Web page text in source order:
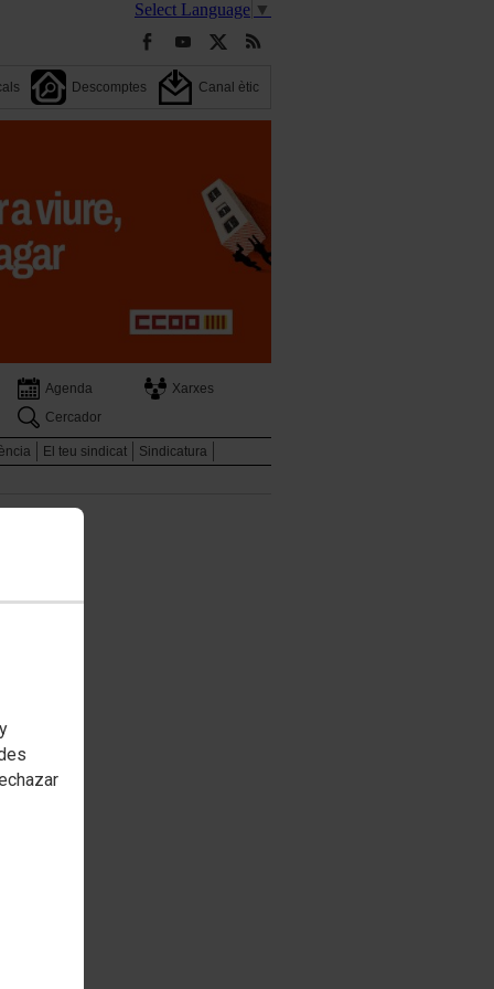
Select Language ▼
Descomptes Canal ètic
Agenda
Xarxes
Cercador
El teu sindicat Sindicatura